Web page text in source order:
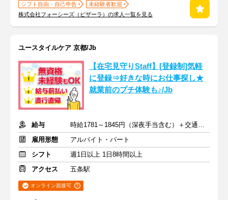
シフト自由・自己申告
未経験者歓迎
株式会社フォーシーズ（ピザーラ）の求人一覧を見る
ユースタイルケア 京都/Jb
【在宅見守りStaff】[登録制]気軽
に登録⇒好きな時にお仕事探し★
就業前のプチ体験も♪/Jb
給与
時給1781～1845円（深夜手当含む）＋交通費支給
雇用形態
アルバイト・パート
シフト
週1日以上 1日8時間以上
アクセス
五条駅
オンライン面接可